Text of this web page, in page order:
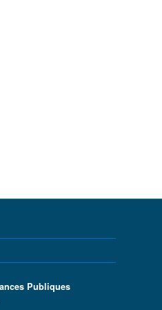
Publiques